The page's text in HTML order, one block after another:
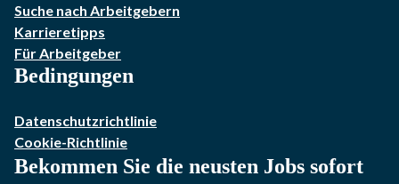
Suche nach Arbeitgebern
Karrieretipps
Für Arbeitgeber
Bedingungen
Datenschutzrichtlinie
Cookie-Richtlinie
Bekommen Sie die neusten Jobs sofort